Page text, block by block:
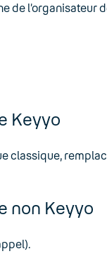
de l’organisateur
Keyyo
classique,
non Keyyo